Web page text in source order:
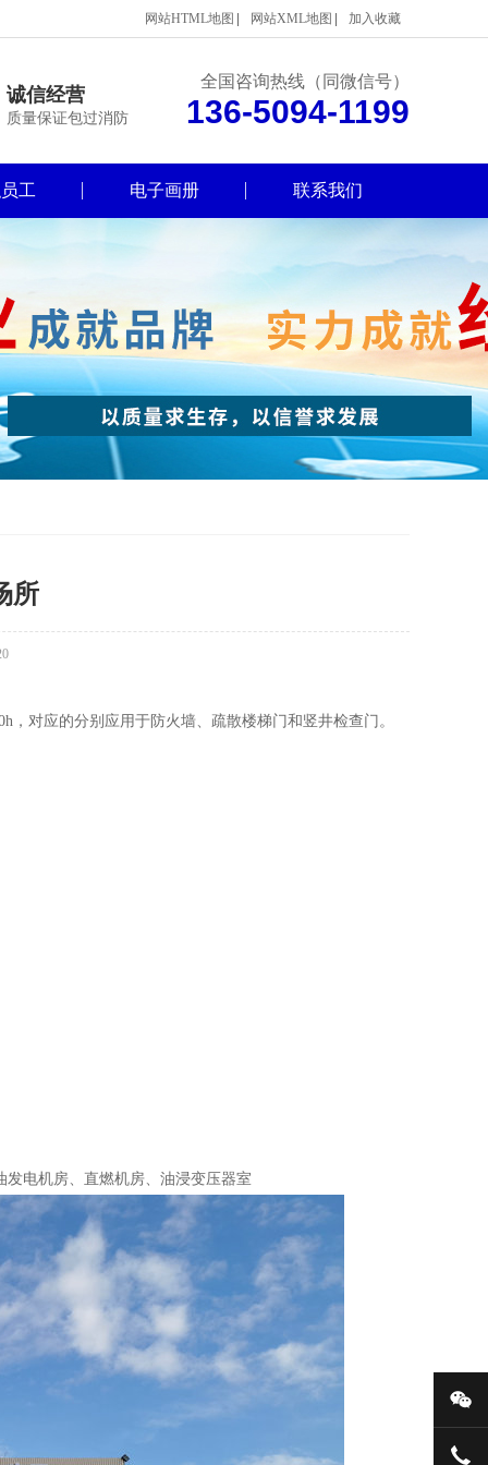
网站HTML地图 网站XML地图 加入收藏
诚信经营
质量保证包过消防
全国咨询热线（同微信号）
136-5094-1199
工 电子画册 联系我们
所
对应的分别应用于防火墙、疏散楼梯门和竖井检查门。
电机房、直燃机房、油浸变压器室
微